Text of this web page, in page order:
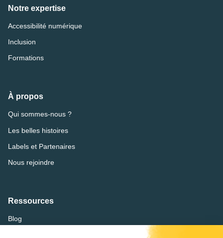
Notre expertise
Accessibilité numérique
Inclusion
Formations
À propos
Qui sommes-nous ?
Les belles histoires
Labels et Partenaires
Nous rejoindre
Ressources
Blog